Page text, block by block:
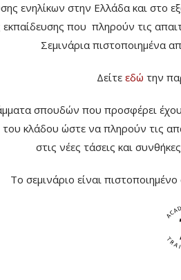
ενηλίκων στην Ελλάδα και στο
εκπαίδευσης που πληρούν τις
Σεμινάρια πιστοποιημένα
Δείτε εδώ την
σπουδών που προσφέρει
του κλάδου ώστε να πληρούν τις
στις νέες τάσεις και
Το σεμινάριο είναι